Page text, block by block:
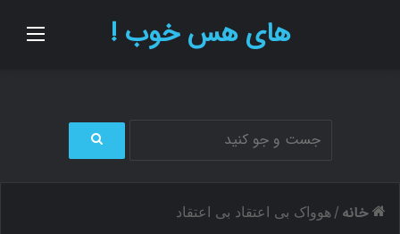
های هس خوب !
ج
خانه / هوواک بی اعتقاد بی اعتقاد